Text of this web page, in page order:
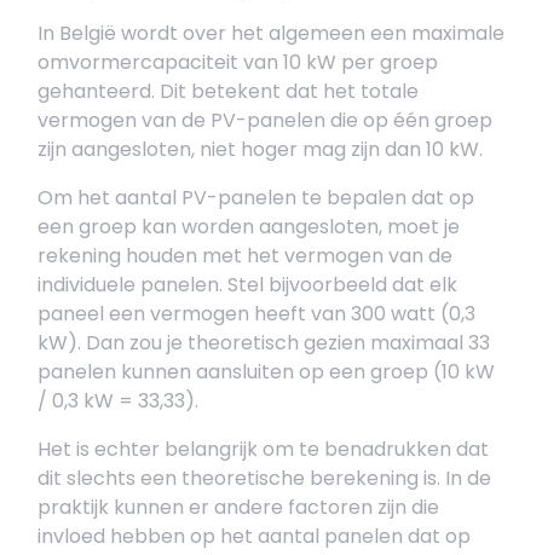
In België wordt over het algemeen een maximale
omvormercapaciteit van 10 kW per groep
gehanteerd. Dit betekent dat het totale
vermogen van de PV-panelen die op één groep
zijn aangesloten, niet hoger mag zijn dan 10 kW.
Om het aantal PV-panelen te bepalen dat op
een groep kan worden aangesloten, moet je
rekening houden met het vermogen van de
individuele panelen. Stel bijvoorbeeld dat elk
paneel een vermogen heeft van 300 watt (0,3
kW). Dan zou je theoretisch gezien maximaal 33
panelen kunnen aansluiten op een groep (10 kW
/ 0,3 kW = 33,33).
Het is echter belangrijk om te benadrukken dat
dit slechts een theoretische berekening is. In de
praktijk kunnen er andere factoren zijn die
invloed hebben op het aantal panelen dat op